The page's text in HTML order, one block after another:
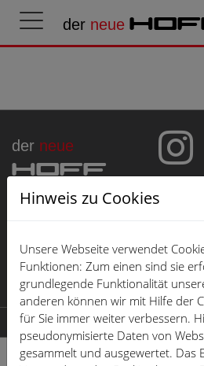
der neue
der neue
HOFF
Hinweis zu Cookies
Unsere Webseite verwendet
Funktionen: Zum einen sind sie
grundlegende Funktionalität
anderen können wir mit Hilfe der
für Sie immer weiter verbessern.
pseudonymisierte Daten von
gesammelt und ausgewertet. Das